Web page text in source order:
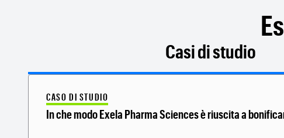
Casi di studio
CASO DI STUDIO
In che modo Exela Pharma Sciences è riuscita a